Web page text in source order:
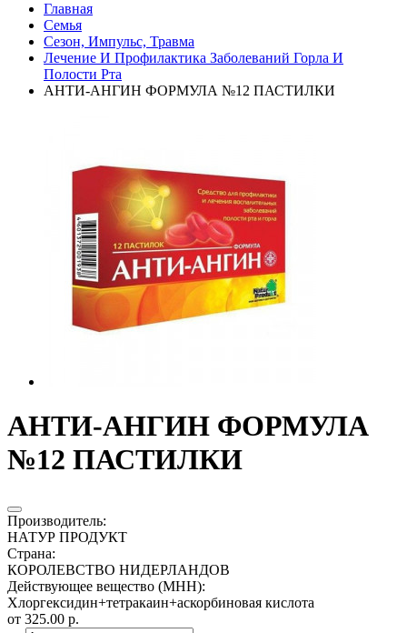
Главная
Семья
Сезон, Импульс, Травма
Лечение И Профилактика Заболеваний Горла И
Полости Рта
АНТИ-АНГИН ФОРМУЛА №12 ПАСТИЛКИ
АНТИ-АНГИН ФОРМУЛА
№12 ПАСТИЛКИ
Производитель:
НАТУР ПРОДУКТ
Страна:
КОРОЛЕВСТВО НИДЕРЛАНДОВ
Действующее вещество (МНН):
Хлоргексидин+тетракаин+аскорбиновая кислота
от 325.00 р.